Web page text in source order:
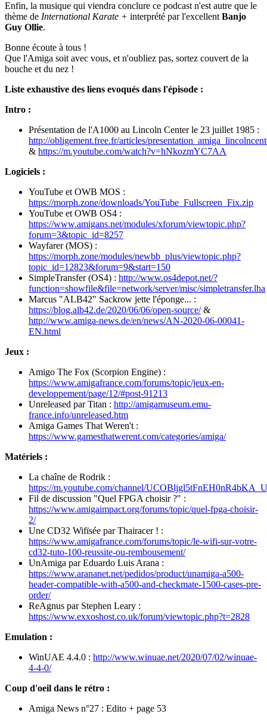
Enfin, la musique qui viendra conclure ce podcast n'est autre que le
thème de International Karate + interprété par l'excellent Banjo
Guy Ollie.
Bonne écoute à tous !
Que l'Amiga soit avec vous, et n'oubliez pas, sortez couvert de la
bouche et du nez !
Liste exhaustive des liens evoqués dans l'épisode :
Intro :
Présentation de l'A1000 au Lincoln Center le 23 juillet 1985 :
http://obligement.free.fr/articles/
& https://m.youtube.com/watch?v=hNkozmYC7AA
Logiciels :
YouTube et OWB MOS :
https://morph.zone/downloads/YouTube_Fullscreen_Fix.zip
YouTube et OWB OS4 :
https://www.amigans.net/modules/xforum/viewtopic.php?
forum=3&topic_id=8257
Wayfarer (MOS) :
https://morph.zone/modules/newbb_plus/viewtopic.php?
topic_id=12823&forum=9&start=150
SimpleTransfer (OS4) : http://www.os4depot.net/?
function=showfile&file=network/server/misc/simpletransfer.lha
Marcus "ALB42" Sackrow jette l'éponge... :
https://blog.alb42.de/2020/06/06/open-source/&
http://www.amiga-news.de/en/news/AN-2020-06-00041-
EN.html
Jeux :
Amigo The Fox (Scorpion Engine) :
https://www.amigafrance.com/forums/topic/jeux-en-
developpement/page/12/#post-91213
Unreleased par Titan : http://amigamuseum.emu-
france.info/unreleased.htm
Amiga Games That Weren't :
https://www.gamesthatwerent.com/categories/amiga/
Matériels :
La chaîne de Rodrik :
https://m.youtube.com/channel/
Fil de discussion "Quel FPGA choisir ?" :
https://www.amigaimpact.org/forums/topic/quel-fpga-choisir-
2/
Une CD32 Wifïsée par Thairacer ! :
https://www.amigafrance.com/forums/topic/le-wifi-sur-votre-
cd32-tuto-100-reussite-ou-rembousement/
UnAmiga par Eduardo Luis Arana :
https://www.arananet.net/pedidos/product/unamiga-a500-
header-compatible-with-a500-and-checkmate-1500-cases-pre-
order/
ReAgnus par Stephen Leary :
https://www.exxoshost.co.uk/forum/viewtopic.php?t=2828
Emulation :
WinUAE 4.4.0 : http://www.winuae.net/2020/07/02/winuae-
4-4-0/
Coup d'oeil dans le rétro :
Amiga News n°27 : Edito + page 53